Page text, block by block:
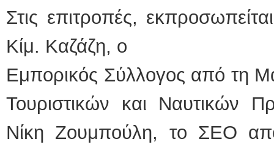
Στις επιτροπές,
Κίμ. Καζάζη, ο
Εμπορικός Σύλλογος από τη
Τουριστικών και Ναυτικών
Νίκη Ζουμπούλη, το ΣΕΟ